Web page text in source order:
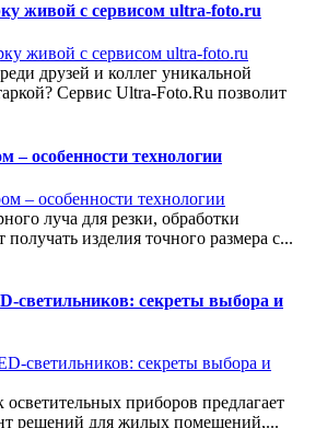
живой с сервисом ultra-foto.ru
друзей и коллег уникальной
Сервис Ultra-Foto.Ru позволит
– особенности технологии
луча для резки, обработки
получать изделия точного размера с...
светильников: секреты выбора и
приборов предлагает
решений для жилых помещений,...